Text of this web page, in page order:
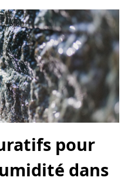
pour
dans